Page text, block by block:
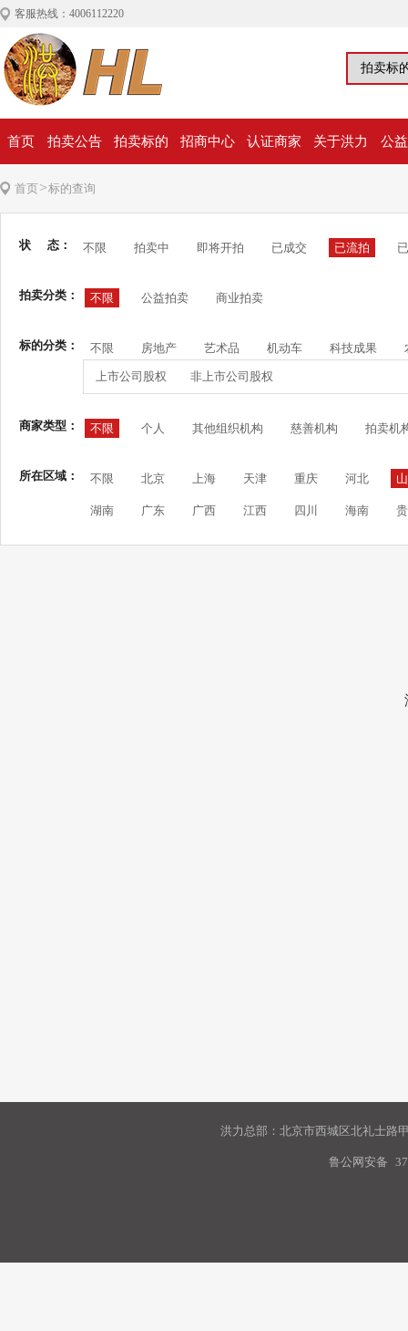
客服热线：4006112220
首页 拍卖公告 拍卖标的 招商中心 认证商家 关于洪力 公
首页>标的查询
状 态： 不限 拍卖中 即将开拍 已成交 已流拍
拍卖分类： 不限 公益拍卖 商业拍卖
标的分类： 不限 房地产 艺术品 机动车 科技成果
上市公司股权 非上市公司股权
商家类型： 不限 个人 其他组织机构 慈善机构 拍卖机
所在区域： 不限 北京 上海 天津 重庆 河北
湖南 广东 广西 江西 四川 海南
洪力总部：北京市西城区北礼士路
鲁公网安备